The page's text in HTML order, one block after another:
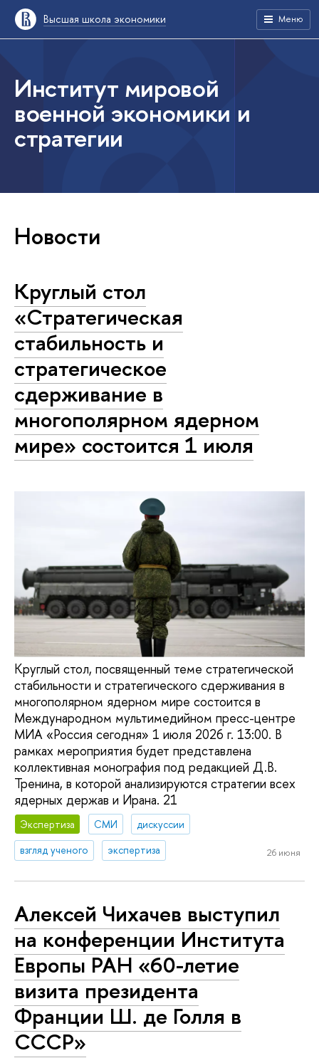
Высшая школа экономики Меню
Институт мировой
военной экономики и
стратегии
Новости
Круглый стол
«Стратегическая
стабильность и
стратегическое
сдерживание в
многополярном ядерном
мире» состоится 1 июля
Круглый стол, посвященный теме стратегической
стабильности и стратегического сдерживания в
многополярном ядерном мире состоится в
Международном мультимедийном пресс-центре
МИА «Россия сегодня» 1 июля 2026 г. 13:00. В
рамках мероприятия будет представлена
коллективная монография под редакцией Д.В.
Тренина, в которой анализируются стратегии всех
ядерных держав и Ирана. 21
Экспертиза СМИ
дискуссии
взгляд ученого
экспертиза 26 июня
Алексей Чихачев выступил
на конференции Института
Европы РАН «60-летие
визита президента
Франции Ш. де Голля в
СССР»